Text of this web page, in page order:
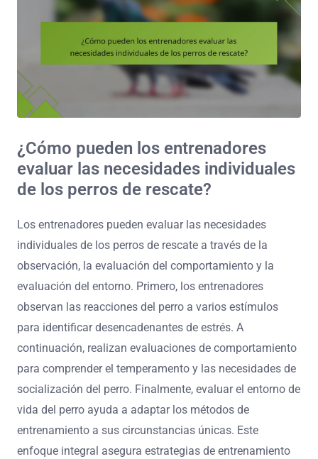
¿Cómo pueden los entrenadores
evaluar las necesidades individuales
de los perros de rescate?
Los entrenadores pueden evaluar las necesidades
individuales de los perros de rescate a través de la
observación, la evaluación del comportamiento y la
evaluación del entorno. Primero, los entrenadores
observan las reacciones del perro a varios estímulos
para identificar desencadenantes de estrés. A
continuación, realizan evaluaciones de comportamiento
para comprender el temperamento y las necesidades de
socialización del perro. Finalmente, evaluar el entorno de
vida del perro ayuda a adaptar los métodos de
entrenamiento a sus circunstancias únicas. Este
enfoque integral asegura estrategias de entrenamiento